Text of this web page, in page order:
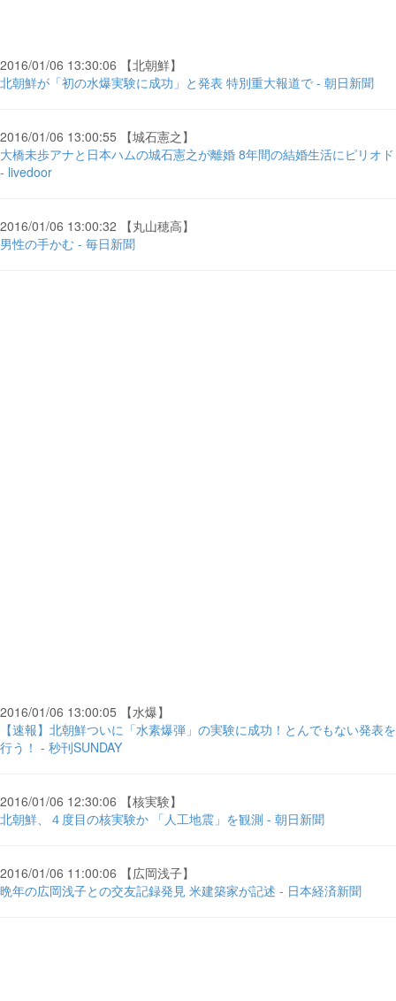
2016/01/06 13:30:06 【北朝鮮】
北朝鮮が「初の水爆実験に成功」と発表 特別重大報道で - 朝日新聞
2016/01/06 13:00:55 【城石憲之】
大橋未歩アナと日本ハムの城石憲之が離婚 8年間の結婚生活にピリオド
- livedoor
2016/01/06 13:00:32 【丸山穂高】
男性の手かむ - 毎日新聞
2016/01/06 13:00:05 【水爆】
【速報】北朝鮮ついに「水素爆弾」の実験に成功！とんでもない発表を
行う！ - 秒刊SUNDAY
2016/01/06 12:30:06 【核実験】
北朝鮮、４度目の核実験か 「人工地震」を観測 - 朝日新聞
2016/01/06 11:00:06 【広岡浅子】
晩年の広岡浅子との交友記録発見 米建築家が記述 - 日本経済新聞